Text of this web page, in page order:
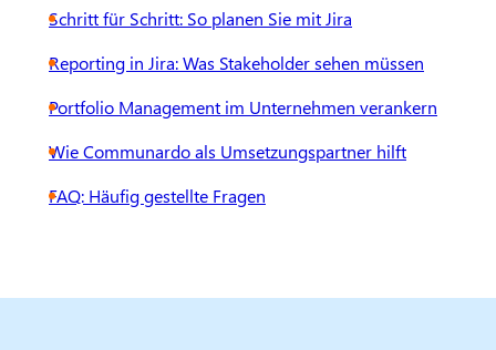
Schritt für Schritt: So planen Sie mit Jira
Reporting in Jira: Was Stakeholder sehen müssen
Portfolio Management im Unternehmen verankern
Wie Communardo als Umsetzungspartner hilft
FAQ: Häufig gestellte Fragen